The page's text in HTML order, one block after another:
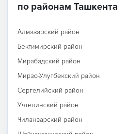
по районам Ташкента
Алмазарский район
Бектимирский район
Мирабадский район
Мирзо-Улугбекский район
Сергелийский район
Учтепинский район
Чиланзарский район